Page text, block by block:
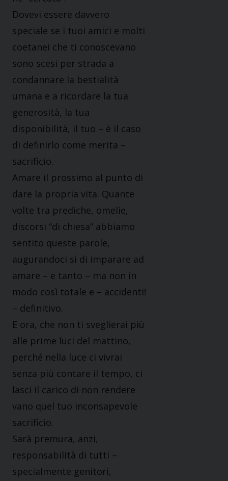
Dovevi essere davvero
speciale se i tuoi amici e molti
coetanei che ti conoscevano
sono scesi per strada a
condannare la bestialità
umana e a ricordare la tua
generosità, la tua
disponibilità, il tuo – è il caso
di definirlo come merita –
sacrificio.
Amare il prossimo al punto di
dare la propria vita. Quante
volte tra prediche, omelie,
discorsi “di chiesa” abbiamo
sentito queste parole,
augurandoci sì di imparare ad
amare – e tanto – ma non in
modo così totale e – accidenti!
– definitivo.
E ora, che non ti sveglierai più
alle prime luci del mattino,
perché nella luce ci vivrai
senza più contare il tempo, ci
lasci il carico di non rendere
vano quel tuo inconsapevole
sacrificio.
Sarà premura, anzi,
responsabilità di tutti –
specialmente genitori,